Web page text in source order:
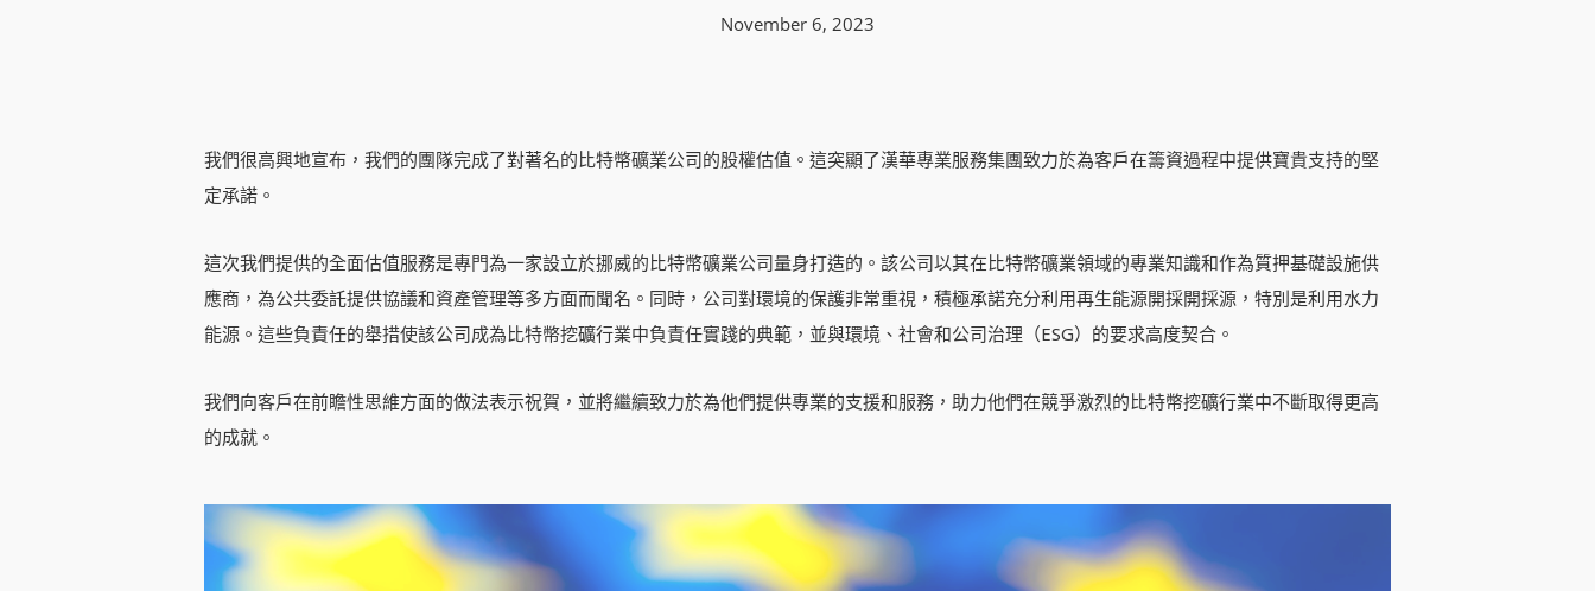
November 6, 2023
我們很高興地宣布，我們的團隊完成了對著名的比特幣礦業公司的股權估值。這突顯了漢華專業服務集團致力於為客戶在籌資過程中提供寶貴支持的堅
定承諾。
這次我們提供的全面估值服務是專門為一家設立於挪威的比特幣礦業公司量身打造的。該公司以其在比特幣礦業領域的專業知識和作為質押基礎設施供
應商，為公共委託提供協議和資產管理等多方面而聞名。同時，公司對環境的保護非常重視，積極承諾充分利用再生能源開採開採源，特別是利用水力
能源。這些負責任的舉措使該公司成為比特幣挖礦行業中負責任實踐的典範，並與環境、社會和公司治理（ESG）的要求高度契合。
我們向客戶在前瞻性思維方面的做法表示祝賀，並將繼續致力於為他們提供專業的支援和服務，助力他們在競爭激烈的比特幣挖礦行業中不斷取得更高
的成就。